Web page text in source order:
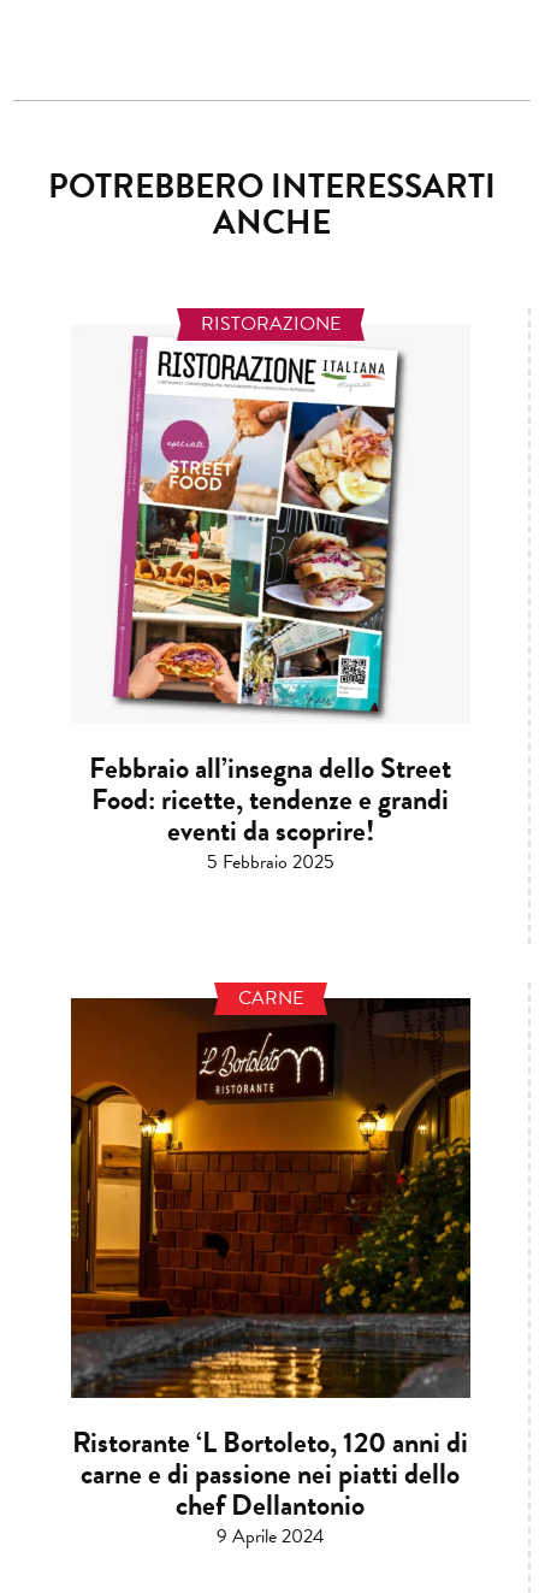
POTREBBERO INTERESSARTI
ANCHE
RISTORAZIONE
Febbraio all’insegna dello Street
Food: ricette, tendenze e grandi
eventi da scoprire!
5 Febbraio 2025
CARNE
Ristorante ‘L Bortoleto, 120 anni di
carne e di passione nei piatti dello
chef Dellantonio
9 Aprile 2024